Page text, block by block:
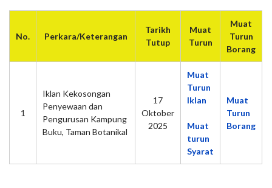
No. Perkara/Keterangan
Tarikh
Tutup
Muat
Turun
Muat
Turun
Borang
1
Iklan Kekosongan
Penyewaan dan
Pengurusan Kampung
Buku, Taman Botanikal
17
Oktober
2025
Muat
Turun
Iklan
Muat
turun
Syarat
Muat
Turun
Borang